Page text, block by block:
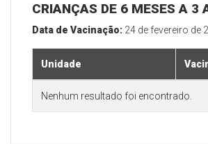
CRIANÇAS DE 6 MESES A 3
Data de Vacinação: 24 de fevereiro de
Unidade
Nenhum resultado foi encontrado.